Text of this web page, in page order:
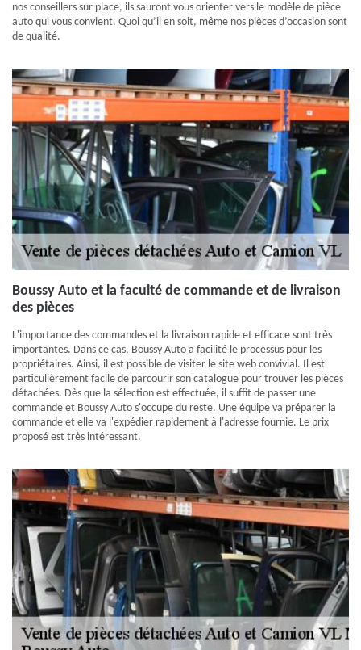
nos conseillers sur place, ils sauront vous orienter vers le modèle de pièce
auto qui vous convient. Quoi qu’il en soit, même nos pièces d’occasion sont
de qualité.
Boussy Auto et la faculté de commande et de livraison
des pièces
L'importance des commandes et la livraison rapide et efficace sont très
importantes. Dans ce cas, Boussy Auto a facilité le processus pour les
propriétaires. Ainsi, il est possible de visiter le site web convivial. Il est
particulièrement facile de parcourir son catalogue pour trouver les pièces
détachées. Dès que la sélection est effectuée, il suffit de passer une
commande et Boussy Auto s'occupe du reste. Une équipe va préparer la
commande et elle va l'expédier rapidement à l'adresse fournie. Le prix
proposé est très intéressant.